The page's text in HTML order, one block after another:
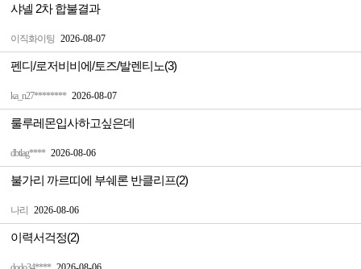
이직화이팅 2026-08-07
샤넬 2차 합불결과
ka_n27******** 2026-08-07
펜디/로저비비에/토즈/발렌티노(3)
dbtlag**** 2026-08-06
룰루레몬입사하고싶은데
나리 2026-08-06
불가리 까르띠에 부쉐론 반클리프(2)
이력서걱정(2)